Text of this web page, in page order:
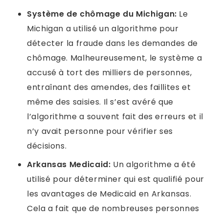
Système de chômage du Michigan: Le
Michigan a utilisé un algorithme pour
détecter la fraude dans les demandes de
chômage. Malheureusement, le système a
accusé à tort des milliers de personnes,
entraînant des amendes, des faillites et
même des saisies. Il s’est avéré que
l’algorithme a souvent fait des erreurs et il
n’y avait personne pour vérifier ses
décisions.
Arkansas Medicaid: Un algorithme a été
utilisé pour déterminer qui est qualifié pour
les avantages de Medicaid en Arkansas.
Cela a fait que de nombreuses personnes